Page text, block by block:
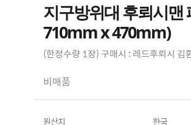
지구방위대 후뢰시맨
710mm x 470mm)
(한정수량 1장) 구매시 : 레드후뢰시 김
비매품
원산지
한국